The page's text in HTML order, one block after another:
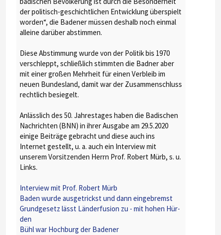
der politisch-geschichtlichen Entwicklung überspielt
worden“, die Badener müssen deshalb noch einmal
alleine darüber abstimmen.
Diese Abstimmung wurde von der Politik bis 1970
verschleppt, schließlich stimmten die Badner aber
mit einer großen Mehrheit für einen Verbleib im
neuen Bundesland, damit war der Zusammenschluss
rechtlich besiegelt.
Anlässlich des 50. Jahrestages haben die Badischen
Nachrichten (BNN) in ihrer Ausgabe am 29.5.2020
einige Beiträge gebracht und diese auch ins
Internet gestellt, u. a. auch ein Interview mit
unserem Vorsitzenden Herrn Prof. Robert Mürb, s. u.
Links.
Interview mit Prof. Robert Mürb
Baden wurde ausgetrickst und dann eingebremst
Grundgesetz lässt Länderfusion zu - mit hohen Hür-
den
Bühl war Hochburg der Badener